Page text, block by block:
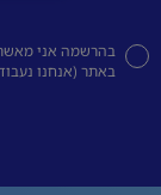
בהרשמה אני
באתר (אנחנו